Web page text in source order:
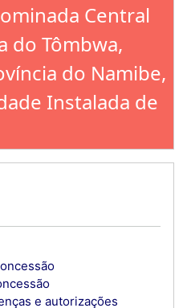
Central
do Tômbwa,
do Namibe,
Instalada de
e autorizações